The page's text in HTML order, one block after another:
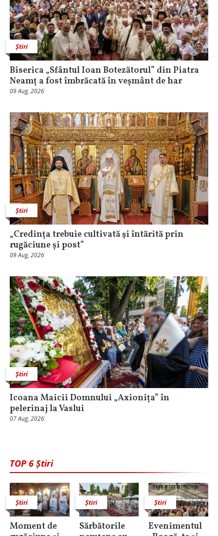
Știri
Biserica „Sfântul Ioan Botezătorul” din Piatra
Neamț a fost îmbrăcată în veșmânt de har
09 Aug, 2026
Știri
„Credința trebuie cultivată şi întărită prin
rugăciune și post”
09 Aug, 2026
Știri
Icoana Maicii Domnului „Axionița” în
pelerinaj la Vaslui
07 Aug, 2026
TOP 6 Știri
Știri
Moment de
Știri
Sărbătorile
Știri
Evenimentul